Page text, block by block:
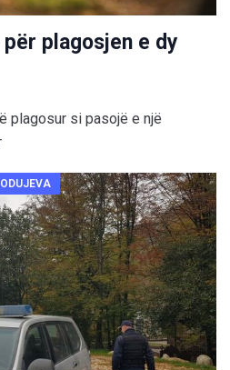
plagosjen e dy
plagosur si pasojë e një